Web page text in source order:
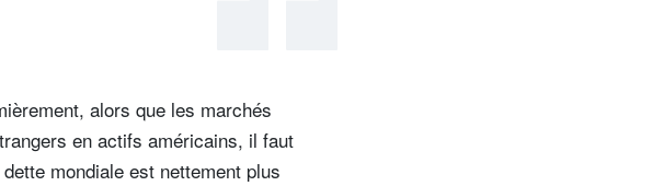
alors que les marchés
en actifs américains, il faut
mondiale est nettement plus